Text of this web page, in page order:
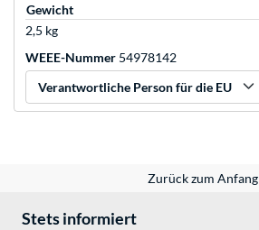
Gewicht
2,5 kg
WEEE-Nummer 54978142
Verantwortliche Person für die EU
Zurück zum Anfang
Stets informiert